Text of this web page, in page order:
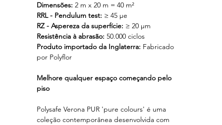
Dimensões: 2 m x 20 m = 40 m²
RRL - Pendulum test: ≥ 45 μe
RZ - Aspereza da superfície: ≥ 20 μm
Resistência à abrasão: 50.000 ciclos
Produto importado da Inglaterra: Fabricado
por Polyflor
Melhore qualquer espaço começando pelo
piso
Polysafe Verona PUR 'pure colours' é uma
coleção contemporânea desenvolvida com